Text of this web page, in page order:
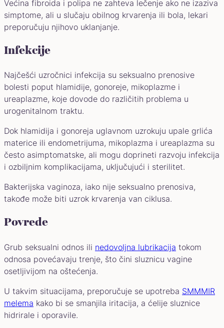
Većina fibroida i polipa ne zahteva lečenje ako ne izaziva
simptome, ali u slučaju obilnog krvarenja ili bola, lekari
preporučuju njihovo uklanjanje.
Infekcije
Najčešći uzročnici infekcija su seksualno prenosive
bolesti poput hlamidije, gonoreje, mikoplazme i
ureaplazme, koje dovode do različitih problema u
urogenitalnom traktu.
Dok hlamidija i gonoreja uglavnom uzrokuju upale grlića
materice ili endometrijuma, mikoplazma i ureaplazma su
često asimptomatske, ali mogu doprineti razvoju infekcija
i ozbiljnim komplikacijama, uključujući i sterilitet.
Bakterijska vaginoza, iako nije seksualno prenosiva,
takođe može biti uzrok krvarenja van ciklusa.
Povrede
Grub seksualni odnos ili nedovoljna lubrikacija tokom
odnosa povećavaju trenje, što čini sluznicu vagine
osetljivijom na oštećenja.
U takvim situacijama, preporučuje se upotreba SMMMIR
melema kako bi se smanjila iritacija, a ćelije sluznice
hidrirale i oporavile.